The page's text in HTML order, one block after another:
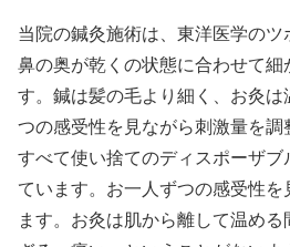
当院の鍼灸施術は、東洋医学の
鼻の奥が乾くの状態に合わせて細
す。鍼は髪の毛より細く、お灸
つの感受性を見ながら刺激量を
すべて使い捨てのディスポーザブ
ています。お一人ずつの感受性
ます。お灸は肌から離して温め